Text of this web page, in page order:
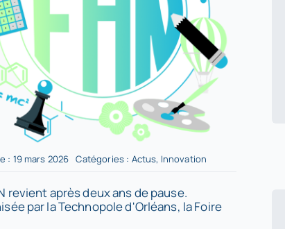
: 19 mars 2026 Catégories : Actus, Innovation
revient après deux ans de pause.
par la Technopole d'Orléans, la Foire